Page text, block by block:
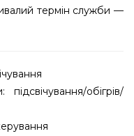
термін служби —
обігрів/